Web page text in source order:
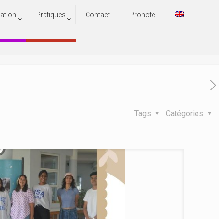
Pratiques Contact Pronote
rime avec partage
rime avec partage
Catégories
Tags